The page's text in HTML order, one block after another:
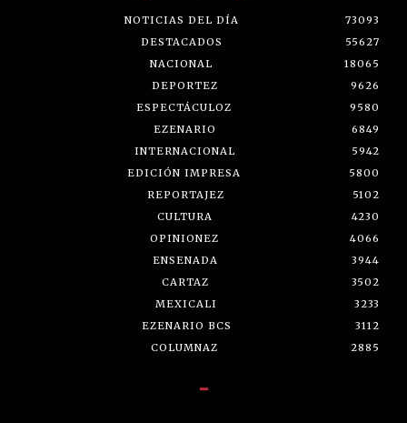
NOTICIAS DEL DÍA
73093
DESTACADOS
55627
NACIONAL
18065
DEPORTEZ
9626
ESPECTÁCULOZ
9580
EZENARIO
6849
INTERNACIONAL
5942
EDICIÓN IMPRESA
5800
REPORTAJEZ
5102
CULTURA
4230
OPINIONEZ
4066
ENSENADA
3944
CARTAZ
3502
MEXICALI
3233
EZENARIO BCS
3112
COLUMNAZ
2885
-